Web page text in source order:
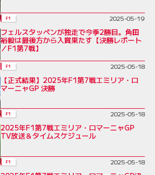
F1 2025-05-19
フェルスタッペンが独走で今季2勝目。角田
裕毅は最後方から入賞果たす【決勝レポート
／F1第7戦】
F1 2025-05-18
【正式結果】2025年F1第7戦エミリア・ロ
マーニャGP 決勝
F1 2025-05-18
2025年F1第7戦エミリア・ロマーニャGP
TV放送＆タイムスケジュール
F1 2025-05-18